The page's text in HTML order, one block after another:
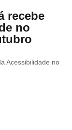
recebe
no
Acessibilidade no